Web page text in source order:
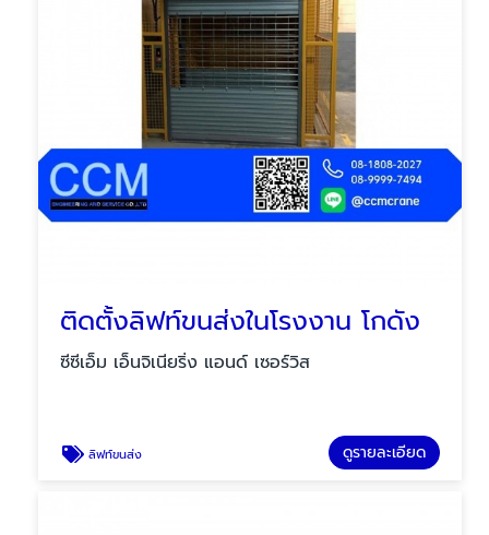
ติดตั้งลิฟท์ขนส่งในโรงงาน โกดัง
ซีซีเอ็ม เอ็นจิเนียริ่ง แอนด์ เซอร์วิส
ลิฟท์ขนส่ง ดูรายละเอียด